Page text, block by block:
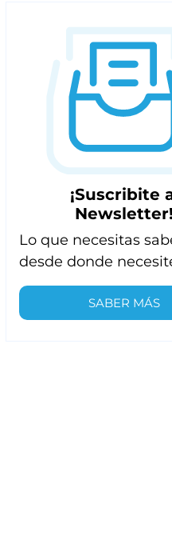
¡Suscribite
Lo que necesitas
desde donde
SABER MÁS